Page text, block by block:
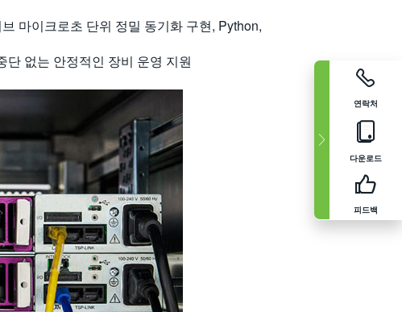
연락처
다운로드
피드백
마이크로초 단위 정밀 동기화 구현, Python,
없는 안정적인 장비 운영 지원